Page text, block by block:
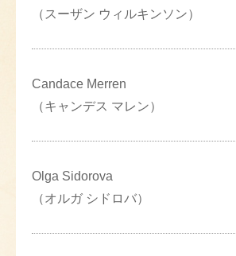
（スーザン ウィルキンソン）
Candace Merren
（キャンデス マレン）
Olga Sidorova
（オルガ シドロバ）